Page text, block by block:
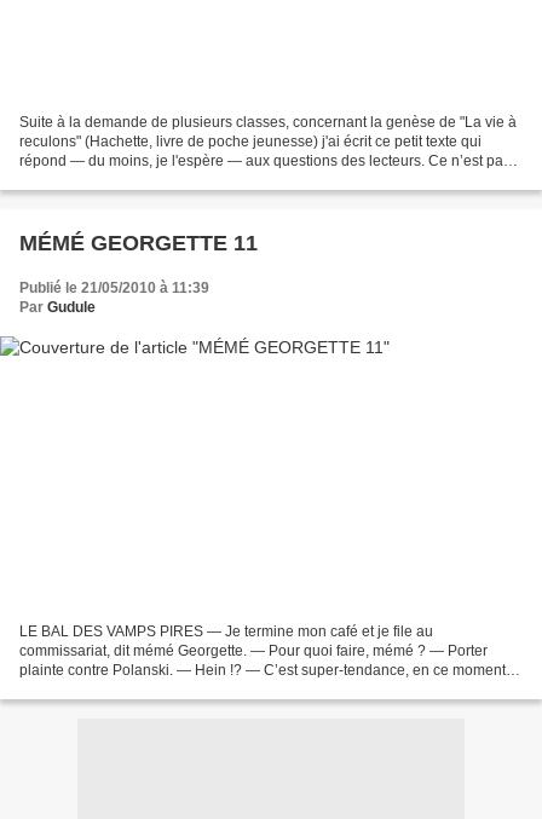
Suite à la demande de plusieurs classes, concernant la genèse de "La vie à
reculons" (Hachette, livre de poche jeunesse) j'ai écrit ce petit texte qui
répond — du moins, je l'espère — aux questions des lecteurs. Ce n’est pas
MÉMÉ GEORGETTE 11
Publié le 21/05/2010 à 11:39
Par Gudule
LE BAL DES VAMPS PIRES — Je termine mon café et je file au
commissariat, dit mémé Georgette. — Pour quoi faire, mémé ? — Porter
plainte contre Polanski. — Hein !? — C’est super-tendance, en ce moment,